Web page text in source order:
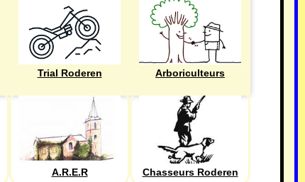
Trial Roderen Arboriculteurs
A.R.E.R Chasseurs Roderen